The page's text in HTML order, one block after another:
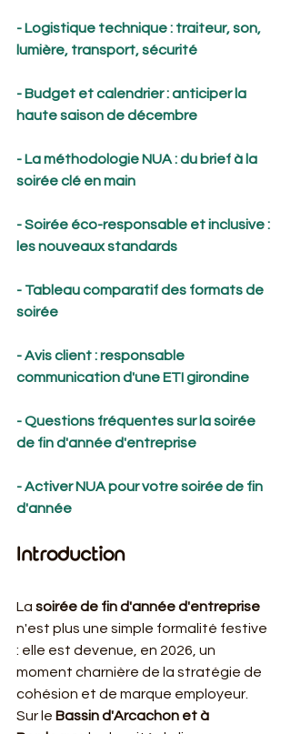
- Logistique technique : traiteur, son,
lumière, transport, sécurité
- Budget et calendrier : anticiper la
haute saison de décembre
- La méthodologie NUA : du brief à la
soirée clé en main
- Soirée éco-responsable et inclusive :
les nouveaux standards
- Tableau comparatif des formats de
soirée
- Avis client : responsable
communication d'une ETI girondine
- Questions fréquentes sur la soirée
de fin d'année d'entreprise
- Activer NUA pour votre soirée de fin
d'année
Introduction
La soirée de fin d'année d'entreprise
n'est plus une simple formalité festive
: elle est devenue, en 2026, un
moment charnière de la stratégie de
cohésion et de marque employeur.
Sur le Bassin d'Arcachon et à